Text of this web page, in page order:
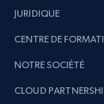
1.9K+
Etsy - Collect
JURIDIQUE
CENTRE DE
NOTRE SOCIÉTÉ
CLOUD